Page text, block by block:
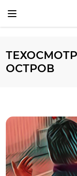
ОСТРОВ